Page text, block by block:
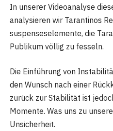
In unserer Videoanalyse
analysieren wir Tarantinos
suspenseselemente, die
Publikum völlig zu fesseln.
Die Einführung von
den Wunsch nach einer
zurück zur Stabilität ist
Momente. Was uns zu
Unsicherheit.